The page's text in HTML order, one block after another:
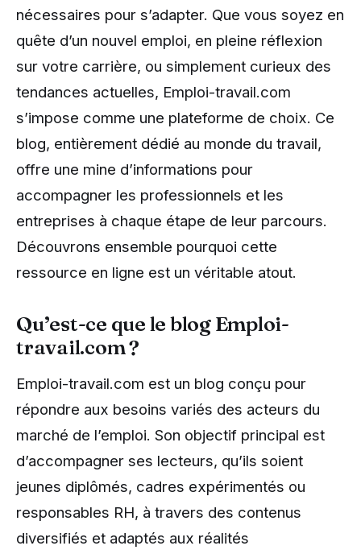
nécessaires pour s’adapter. Que vous soyez en
quête d’un nouvel emploi, en pleine réflexion
sur votre carrière, ou simplement curieux des
tendances actuelles, Emploi-travail.com
s’impose comme une plateforme de choix. Ce
blog, entièrement dédié au monde du travail,
offre une mine d’informations pour
accompagner les professionnels et les
entreprises à chaque étape de leur parcours.
Découvrons ensemble pourquoi cette
ressource en ligne est un véritable atout.
Qu’est-ce que le blog Emploi-
travail.com ?
Emploi-travail.com est un blog conçu pour
répondre aux besoins variés des acteurs du
marché de l’emploi. Son objectif principal est
d’accompagner ses lecteurs, qu’ils soient
jeunes diplômés, cadres expérimentés ou
responsables RH, à travers des contenus
diversifiés et adaptés aux réalités